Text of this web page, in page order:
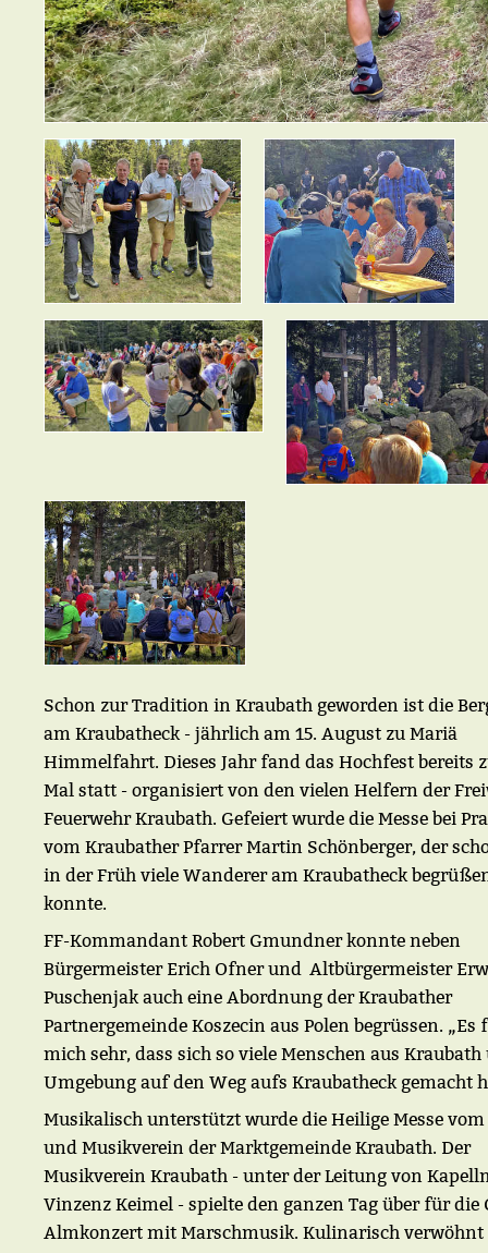
Schon zur Tradition in Kraubath geworden ist die
am Kraubatheck - jährlich am 15. August zu Mariä
Himmelfahrt. Dieses Jahr fand das Hochfest bereits
Mal statt - organisiert von den vielen Helfern der
Feuerwehr Kraubath. Gefeiert wurde die Messe bei
vom Kraubather Pfarrer Martin Schönberger, der
in der Früh viele Wanderer am Kraubatheck
konnte.
FF-Kommandant Robert Gmundner konnte neben
Bürgermeister Erich Ofner und Altbürgermeister
Puschenjak auch eine Abordnung der Kraubather
Partnergemeinde Koszecin aus Polen begrüssen. „Es
mich sehr, dass sich so viele Menschen aus Kraubath
Umgebung auf den Weg aufs Kraubatheck gemacht
Musikalisch unterstützt wurde die Heilige Messe vom
und Musikverein der Marktgemeinde Kraubath. Der
Musikverein Kraubath - unter der Leitung von
Vinzenz Keimel - spielte den ganzen Tag über für die
Almkonzert mit Marschmusik. Kulinarisch verwöhnt